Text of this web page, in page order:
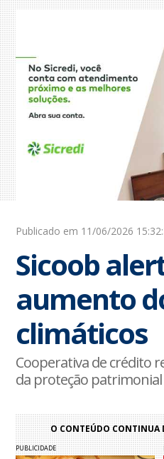
Publicado em 11/06/2026
Sicoob
aumento
climáticos
Cooperativa de crédito
da proteção patrimonial
O CONTEÚDO CONTINUA
PUBLICIDADE